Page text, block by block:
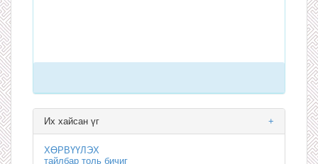
+
Их хайсан үг
ХӨРВҮҮЛЭХ
тайлбар толь бичиг